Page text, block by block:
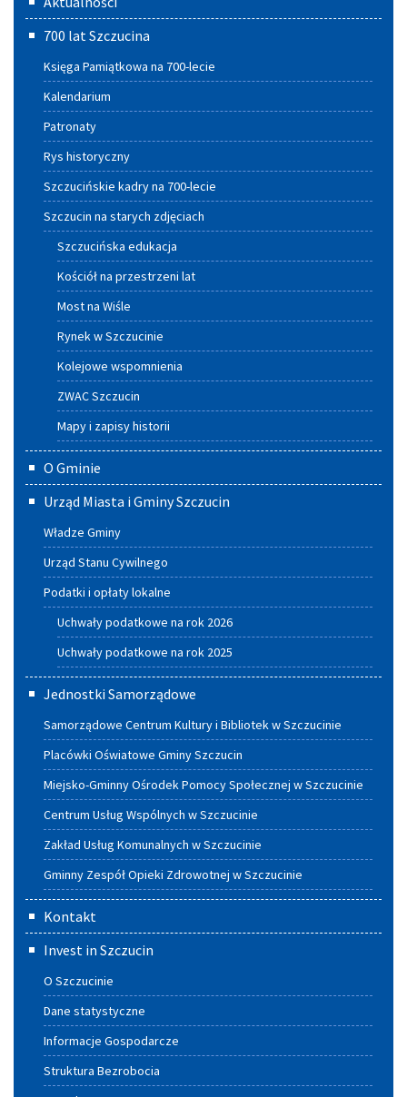
główne
700 lat Szczucina
Księga Pamiątkowa na 700-lecie
Kalendarium
Patronaty
Rys historyczny
Szczucińskie kadry na 700-lecie
Szczucin na starych zdjęciach
Szczucińska edukacja
Kościół na przestrzeni lat
Most na Wiśle
Rynek w Szczucinie
Kolejowe wspomnienia
ZWAC Szczucin
Mapy i zapisy historii
O Gminie
Urząd Miasta i Gminy Szczucin
Władze Gminy
Urząd Stanu Cywilnego
Podatki i opłaty lokalne
Uchwały podatkowe na rok 2026
Uchwały podatkowe na rok 2025
Jednostki Samorządowe
Samorządowe Centrum Kultury i Bibliotek w Szczucinie
Placówki Oświatowe Gminy Szczucin
Miejsko-Gminny Ośrodek Pomocy Społecznej w Szczucinie
Centrum Usług Wspólnych w Szczucinie
Zakład Usług Komunalnych w Szczucinie
Gminny Zespół Opieki Zdrowotnej w Szczucinie
Kontakt
Invest in Szczucin
O Szczucinie
Dane statystyczne
Informacje Gospodarcze
Struktura Bezrobocia